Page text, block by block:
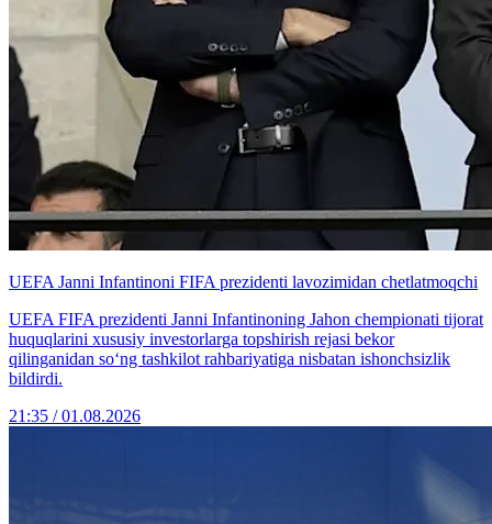
UEFA Janni Infantinoni FIFA prezidenti lavozimidan chetlatmoqchi
UEFA FIFA prezidenti Janni Infantinoning Jahon chempionati tijorat
huquqlarini xususiy investorlarga topshirish rejasi bekor
qilinganidan so‘ng tashkilot rahbariyatiga nisbatan ishonchsizlik
bildirdi.
21:35 / 01.08.2026